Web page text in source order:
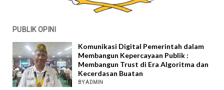
PUBLIK OPINI
Komunikasi Digital Pemerintah dalam
Membangun Kepercayaan Publik :
Membangun Trust di Era Algoritma dan
Kecerdasan Buatan
BY ADMIN